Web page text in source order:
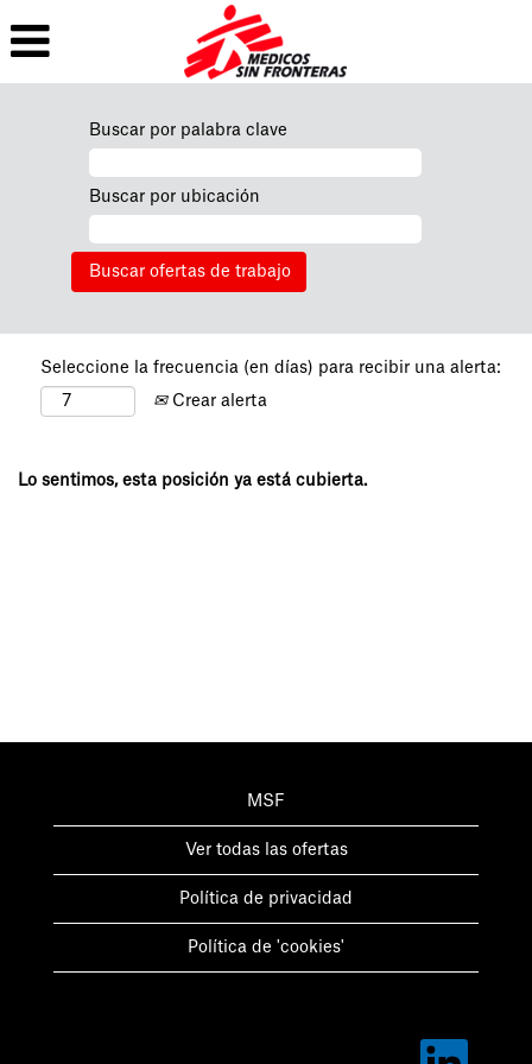
Buscar por palabra clave
Buscar por ubicación
Seleccione la frecuencia (en días) para recibir una alerta:
Crear alerta
Lo sentimos, esta posición ya está cubierta.
MSF
Ver todas las ofertas
Política de privacidad
Política de 'cookies'
S